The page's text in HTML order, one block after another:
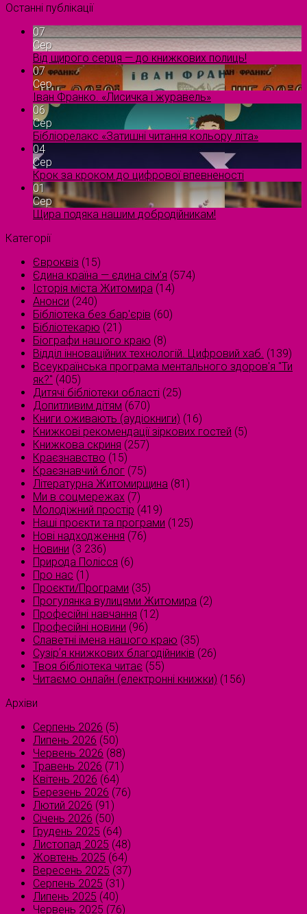
Останні публікації
07
Сер
Від щирого серця — до книжкових полиць!
07
Сер
Іван Франко. «Лисичка і журавель»
06
Сер
Бібліорелакс «Затишні читання кольору літа»
04
Сер
Крок за кроком до цифрової впевненості
01
Сер
Щира подяка нашим добродійникам!
Категорії
Євроквіз (15)
Єдина країна — єдина сім’я (574)
Історія міста Житомира (14)
Анонси (240)
Бібліотека без бар'єрів (60)
Бібліотекарю (21)
Біографи нашого краю (8)
Відділ інноваційних технологій. Цифровий хаб. (139)
Всеукраїнська програма ментального здоров'я "Ти
як?" (405)
Дитячі бібліотеки області (25)
Допитливим дітям (670)
Книги оживають (аудіокниги) (16)
Книжкові рекомендації зіркових гостей (5)
Книжкова скриня (257)
Краєзнавство (15)
Краєзнавчий блог (75)
Літературна Житомирщина (81)
Ми в соцмережах (7)
Молодіжний простір (419)
Наші проєкти та програми (125)
Нові надходження (76)
Новини (3 236)
Природа Полісся (6)
Про нас (1)
Проєкти/Програми (35)
Прогулянка вулицями Житомира (2)
Професійні навчання (12)
Професійні новини (96)
Славетні імена нашого краю (35)
Сузірʼя книжкових благодійників (26)
Твоя бібліотека читає (55)
Читаємо онлайн (електронні книжки) (156)
Архіви
Серпень 2026 (5)
Липень 2026 (50)
Червень 2026 (88)
Травень 2026 (71)
Квітень 2026 (64)
Березень 2026 (76)
Лютий 2026 (91)
Січень 2026 (50)
Грудень 2025 (64)
Листопад 2025 (48)
Жовтень 2025 (64)
Вересень 2025 (37)
Серпень 2025 (31)
Липень 2025 (40)
Червень 2025 (76)